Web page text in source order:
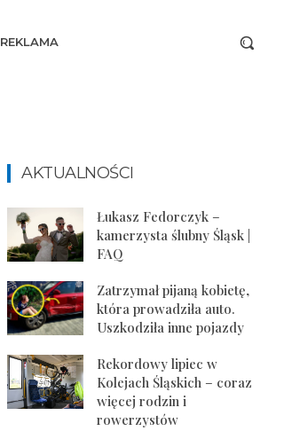
REKLAMA
AKTUALNOŚCI
Łukasz Fedorczyk –
kamerzysta ślubny Śląsk |
FAQ
Zatrzymał pijaną kobietę,
która prowadziła auto.
Uszkodziła inne pojazdy
Rekordowy lipiec w
Kolejach Śląskich – coraz
więcej rodzin i
rowerzystów